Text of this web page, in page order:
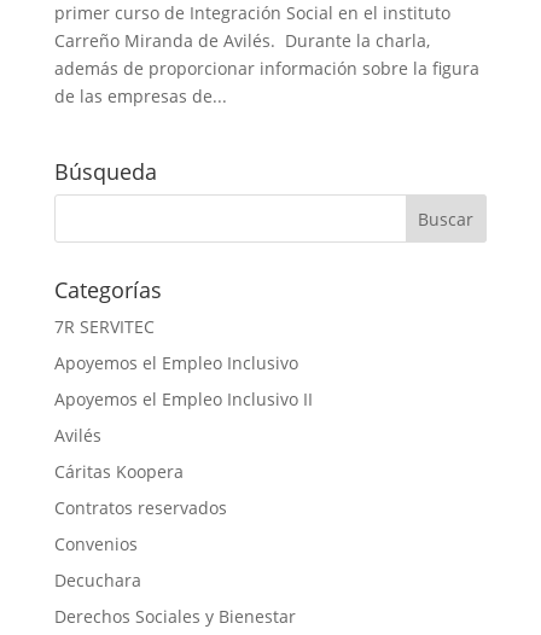
primer curso de Integración Social en el instituto
Carreño Miranda de Avilés. Durante la charla,
además de proporcionar información sobre la figura
de las empresas de...
Búsqueda
Categorías
7R SERVITEC
Apoyemos el Empleo Inclusivo
Apoyemos el Empleo Inclusivo II
Avilés
Cáritas Koopera
Contratos reservados
Convenios
Decuchara
Derechos Sociales y Bienestar